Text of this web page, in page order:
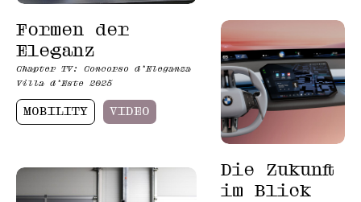
Formen der
Eleganz
Chapter TV: Concorso d’Eleganza
Villa d’Este 2025
MOBILITY VIDEO
Die Zukunft
im Blick